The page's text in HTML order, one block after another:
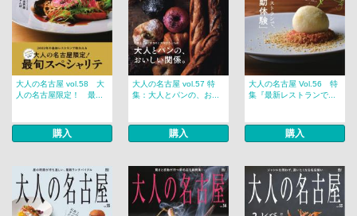
大人の名古屋 vol.58 大
人の名古屋限定！ 最...
購入
大人の名古屋 vol.57 特
集：大人とパンの、お...
購入
大人の名古屋 Vol.56 特
集『最新レストランで...
購入